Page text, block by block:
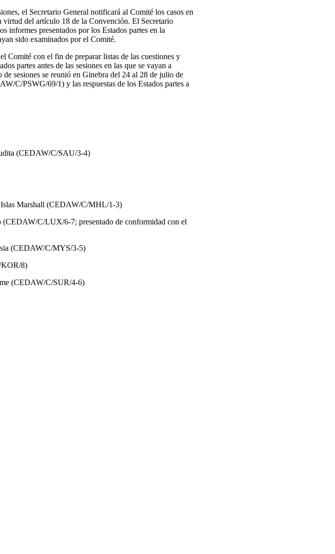
el Secretario General notificará al Comité los casos en
virtud del artículo 18 de la Convención. El Secretario
informes presentados por los Estados partes en la
sido examinados por el Comité.
Comité con el fin de preparar listas de las cuestiones y
partes antes de las sesiones en las que se vayan a
sesiones se reunió en Ginebra del 24 al 28 de julio de
C/PSWG/69/1) y las respuestas de los Estados partes a
(CEDAW/C/SAU/3-4)
Islas Marshall (CEDAW/C/MHL/1-3)
C/LUX/6-7; presentado de conformidad con el
(CEDAW/C/MYS/3-5)
KOR/8)
(CEDAW/C/SUR/4-6)